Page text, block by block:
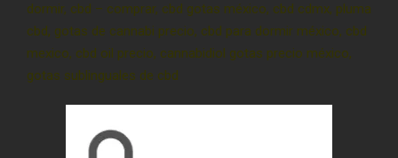
dormir, cbd – comprar, cbd gotas méxico, cbd cdmx, pluma
cbd, gotas de cannabi precio, cbd para dormir méxico, cbd
mexico, cbd oil precio, cannabidiol gotas precio méxico,
gotas sublinguales de cbd